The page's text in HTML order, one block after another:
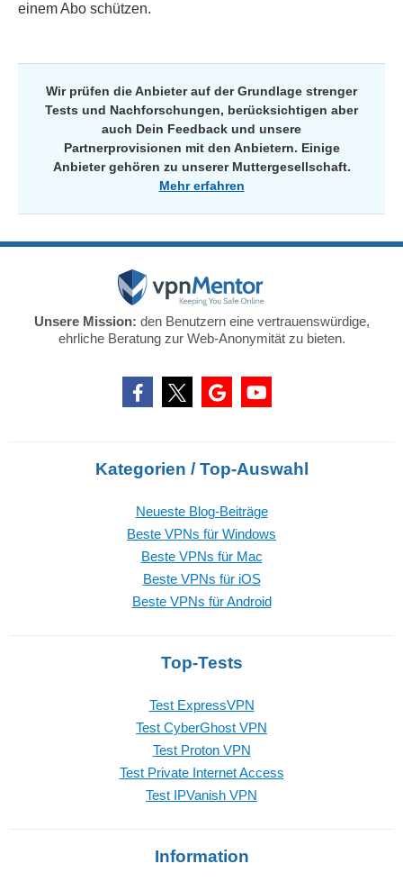
einem Abo schützen.
Wir prüfen die Anbieter auf der Grundlage strenger
Tests und Nachforschungen, berücksichtigen aber
auch Dein Feedback und unsere
Partnerprovisionen mit den Anbietern. Einige
Anbieter gehören zu unserer Muttergesellschaft.
Mehr erfahren
Unsere Mission: den Benutzern eine vertrauenswürdige,
ehrliche Beratung zur Web-Anonymität zu bieten.
Kategorien / Top-Auswahl
Neueste Blog-Beiträge
Beste VPNs für Windows
Beste VPNs für Mac
Beste VPNs für iOS
Beste VPNs für Android
Top-Tests
Test ExpressVPN
Test CyberGhost VPN
Test Proton VPN
Test Private Internet Access
Test IPVanish VPN
Information